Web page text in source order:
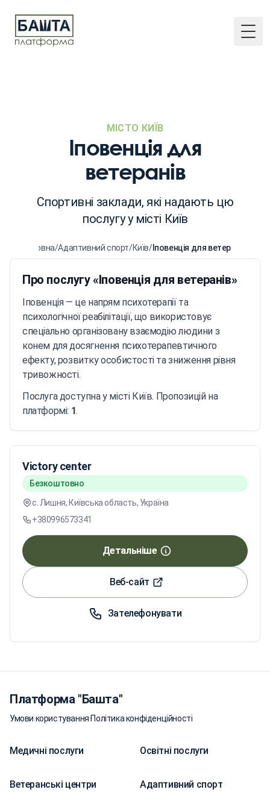
МІСТО КИЇВ
Іповенція для
ветеранів
Спортивні заклади, які надають цю
послугу у місті Київ
Головна/Адаптивний спорт/Київ/Іповенція для ветеранів
Про послугу «Іповенція для ветеранів»
Іповенція — це напрям психотерапії та
психологічної реабілітації, що використовує
спеціально організовану взаємодію людини з
конем для досягнення психотерапевтичного
ефекту, розвитку особистості та зниження рівня
тривожності.
Послуга доступна у місті Київ. Пропозицій на
платформі: 1.
Victory center
Безкоштовно
с. Лишня, Київська область, Україна
+380996573341
Детальніше
Веб-сайт
Зателефонувати
Платформа "Башта"
Умови користування·Політика конфіденційності
Медичні послуги Освітні послуги
Ветеранські центри Адаптивний спорт